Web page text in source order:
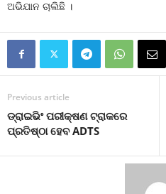
ଅଭିଯାନ ଚାଲିଛି ।
Previous article
ଡ୍ରାଇଭିଂ ପରୀକ୍ଷଣ ଟ୍ରାକରେ
ପ୍ରତିଷ୍ଠା ହେବ ADTS